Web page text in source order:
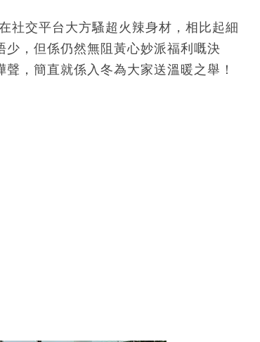
社交平台大方騷超火辣身材，相比起細
，但係仍然無阻黃心妙派福利嘅決
，簡直就係入冬為大家送溫暖之舉！